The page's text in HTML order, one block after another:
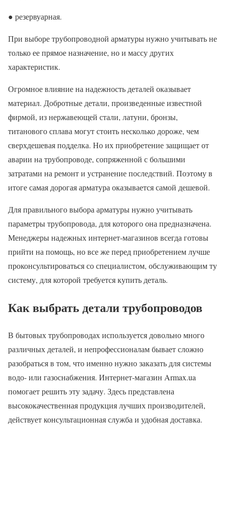
● резервуарная.
При выборе трубопроводной арматуры нужно учитывать не
только ее прямое назначение, но и массу других
характеристик.
Огромное влияние на надежность деталей оказывает
материал. Добротные детали, произведенные известной
фирмой, из нержавеющей стали, латуни, бронзы,
титанового сплава могут стоить несколько дороже, чем
сверхдешевая подделка. Но их приобретение защищает от
аварии на трубопроводе, сопряженной с большими
затратами на ремонт и устранение последствий. Поэтому в
итоге самая дорогая арматура оказывается самой дешевой.
Для правильного выбора арматуры нужно учитывать
параметры трубопровода, для которого она предназначена.
Менеджеры надежных интернет-магазинов всегда готовы
прийти на помощь, но все же перед приобретением лучше
проконсультироваться со специалистом, обслуживающим ту
систему, для которой требуется купить деталь.
Как выбрать детали трубопроводов
В бытовых трубопроводах используется довольно много
различных деталей, и непрофессионалам бывает сложно
разобраться в том, что именно нужно заказать для системы
водо- или газоснабжения. Интернет-магазин Armax.ua
помогает решить эту задачу. Здесь представлена
высококачественная продукция лучших производителей,
действует консультационная служба и удобная доставка.